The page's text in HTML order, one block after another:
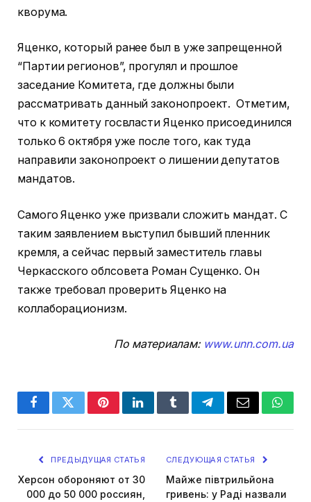
кворума.
Яценко, который ранее был в уже запрещенной
“Партии регионов”, прогулял и прошлое
заседание Комитета, где должны были
рассматривать данный законопроект. Отметим,
что к комитету госвласти Яценко присоединился
только 6 октября уже после того, как туда
направили законопроект о лишении депутатов
мандатов.
Самого Яценко уже призвали сложить мандат. С
таким заявлением выступил бывший пленник
кремля, а сейчас первый заместитель главы
Черкасского облсовета Роман Сущенко. Он
также требовал проверить Яценко на
коллаборационизм.
По материалам: www.unn.com.ua
FacebookTwitterPinterestLinkedInTumblrTelegramEmail
ПРЕДЫДУЩАЯ СТАТЬЯ
Херсон обороняют от 30
000 до 50 000 россиян,
СЛЕДУЮЩАЯ СТАТЬЯ
Майже півтрильйона
гривень: у Раді назвали